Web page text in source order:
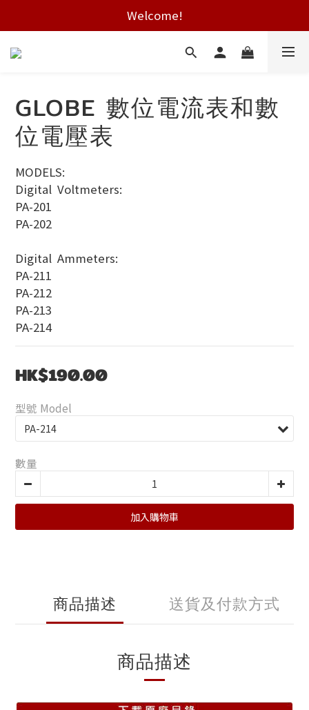
Free shipping on HK orders over $2000
Welcome!
Free shipping on HK orders over $2000
GLOBE 數位電流表和數
位電壓表
MODELS:
Digital  Voltmeters:
PA-201
PA-202
Digital  Ammeters:
PA-211
PA-212
PA-213
PA-214
HK$190.00
型號 Model
數量
加入購物車
商品描述 送貨及付款方式
商品描述